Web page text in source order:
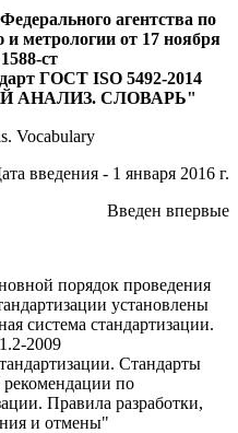
агентства по
метрологии от 17 ноября
ст
ГОСТ ISO 5492-2014
АНАЛИЗ. СЛОВАРЬ"
Vocabulary
введения - 1 января 2016 г.
Введен впервые
порядок проведения
установлены
система стандартизации.
2009
Стандарты
по
Правила разработки,
и отмены"